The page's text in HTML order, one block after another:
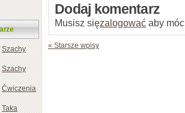
Szachy
Szachy
Ćwiczenia
Taka
Dodaj komentarz
Musisz sięzalogować aby
« Starsze wpisy